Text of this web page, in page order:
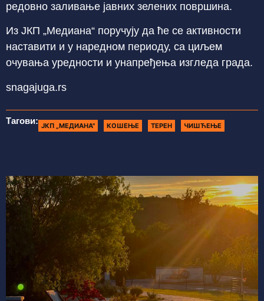
редовно заливање јавних зелених површина.
Из ЈКП „Медиана“ поручују да ће се активности
наставити и у наредном периоду, са циљем
очувања уредности и унапређења изгледа града.
snagajuga.rs
Тагови: ЈКП „МЕДИАНА" КОШЕЊЕ ТЕРЕН ЧИШЋЕЊЕ